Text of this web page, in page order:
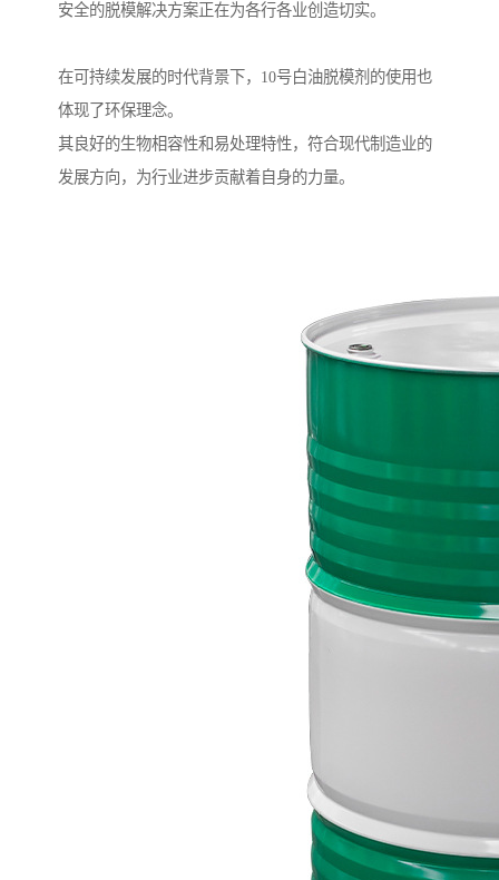
安全的脱模解决方案正在为各行各业创造切实。
在可持续发展的时代背景下，10号白油脱模剂的使用也
体现了环保理念。
其良好的生物相容性和易处理特性，符合现代制造业的
发展方向，为行业进步贡献着自身的力量。